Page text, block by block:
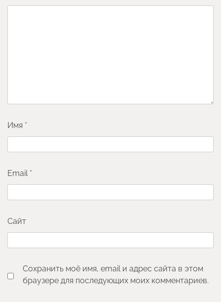
Имя *
Email *
Сайт
Сохранить моё имя, email и адрес сайта в этом
браузере для последующих моих комментариев.